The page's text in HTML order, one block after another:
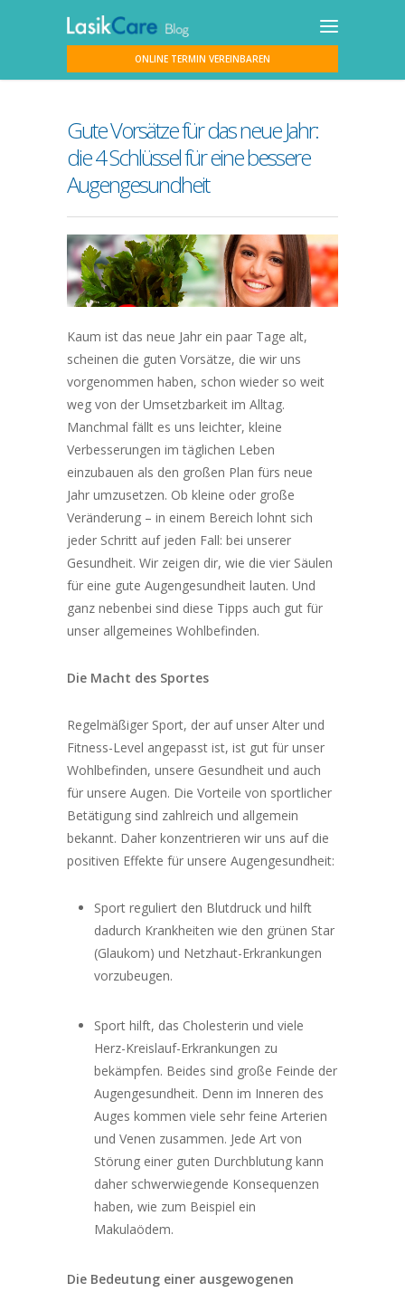
ONLINE TERMIN VEREINBAREN
Gute Vorsätze für das neue Jahr:
die 4 Schlüssel für eine bessere
Augengesundheit
Kaum ist das neue Jahr ein paar Tage alt,
scheinen die guten Vorsätze, die wir uns
vorgenommen haben, schon wieder so weit
weg von der Umsetzbarkeit im Alltag.
Manchmal fällt es uns leichter, kleine
Verbesserungen im täglichen Leben
einzubauen als den großen Plan fürs neue
Jahr umzusetzen. Ob kleine oder große
Veränderung – in einem Bereich lohnt sich
jeder Schritt auf jeden Fall: bei unserer
Gesundheit. Wir zeigen dir, wie die vier Säulen
für eine gute Augengesundheit lauten. Und
ganz nebenbei sind diese Tipps auch gut für
unser allgemeines Wohlbefinden.
Die Macht des Sportes
Regelmäßiger Sport, der auf unser Alter und
Fitness-Level angepasst ist, ist gut für unser
Wohlbefinden, unsere Gesundheit und auch
für unsere Augen. Die Vorteile von sportlicher
Betätigung sind zahlreich und allgemein
bekannt. Daher konzentrieren wir uns auf die
positiven Effekte für unsere Augengesundheit:
Sport reguliert den Blutdruck und hilft
dadurch Krankheiten wie den grünen Star
(Glaukom) und Netzhaut-Erkrankungen
vorzubeugen.
Sport hilft, das Cholesterin und viele
Herz-Kreislauf-Erkrankungen zu
bekämpfen. Beides sind große Feinde der
Augengesundheit. Denn im Inneren des
Auges kommen viele sehr feine Arterien
und Venen zusammen. Jede Art von
Störung einer guten Durchblutung kann
daher schwerwiegende Konsequenzen
haben, wie zum Beispiel ein
Makulaödem.
Die Bedeutung einer ausgewogenen